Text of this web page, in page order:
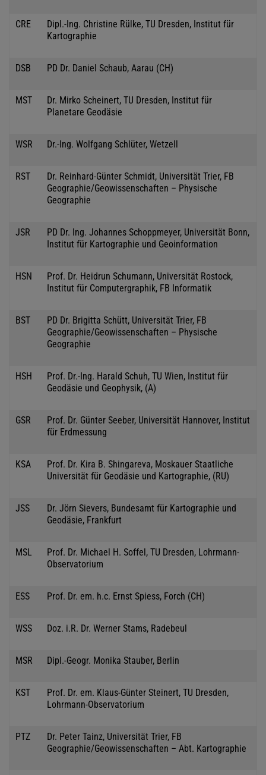
CRE
Dipl.-Ing. Christine Rülke, TU Dresden, Institut für
Kartographie
DSB PD Dr. Daniel Schaub, Aarau (CH)
MST
Dr. Mirko Scheinert, TU Dresden, Institut für
Planetare Geodäsie
WSR Dr.-Ing. Wolfgang Schlüter, Wetzell
RST
Dr. Reinhard-Günter Schmidt, Universität Trier, FB
Geographie/Geowissenschaften – Physische
Geographie
JSR
PD Dr. Ing. Johannes Schoppmeyer, Universität Bonn,
Institut für Kartographie und Geoinformation
HSN
Prof. Dr. Heidrun Schumann, Universität Rostock,
Institut für Computergraphik, FB Informatik
BST
PD Dr. Brigitta Schütt, Universität Trier, FB
Geographie/Geowissenschaften – Physische
Geographie
HSH
Prof. Dr.-Ing. Harald Schuh, TU Wien, Institut für
Geodäsie und Geophysik, (A)
GSR
Prof. Dr. Günter Seeber, Universität Hannover, Institut
für Erdmessung
KSA
Prof. Dr. Kira B. Shingareva, Moskauer Staatliche
Universität für Geodäsie und Kartographie, (RU)
JSS
Dr. Jörn Sievers, Bundesamt für Kartographie und
Geodäsie, Frankfurt
MSL
Prof. Dr. Michael H. Soffel, TU Dresden, Lohrmann-
Observatorium
ESS Prof. Dr. em. h.c. Ernst Spiess, Forch (CH)
WSS Doz. i.R. Dr. Werner Stams, Radebeul
MSR Dipl.-Geogr. Monika Stauber, Berlin
KST
Prof. Dr. em. Klaus-Günter Steinert, TU Dresden,
Lohrmann-Observatorium
PTZ
Dr. Peter Tainz, Universität Trier, FB
Geographie/Geowissenschaften – Abt. Kartographie